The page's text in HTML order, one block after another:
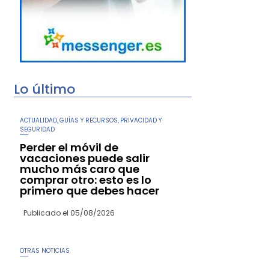
Lo último
ACTUALIDAD GUÍAS Y RECURSOS PRIVACIDAD Y
SEGURIDAD
Perder el móvil de
vacaciones puede salir
mucho más caro que
comprar otro: esto es lo
primero que debes hacer
Publicado el 05/08/2026
OTRAS NOTICIAS